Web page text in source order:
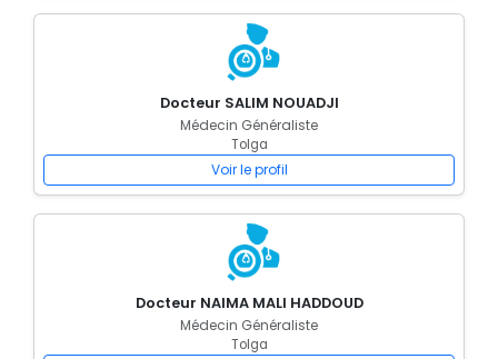
Docteur SALIM NOUADJI
Médecin Généraliste
Tolga
Voir le profil
Docteur NAIMA MALI HADDOUD
Médecin Généraliste
Tolga